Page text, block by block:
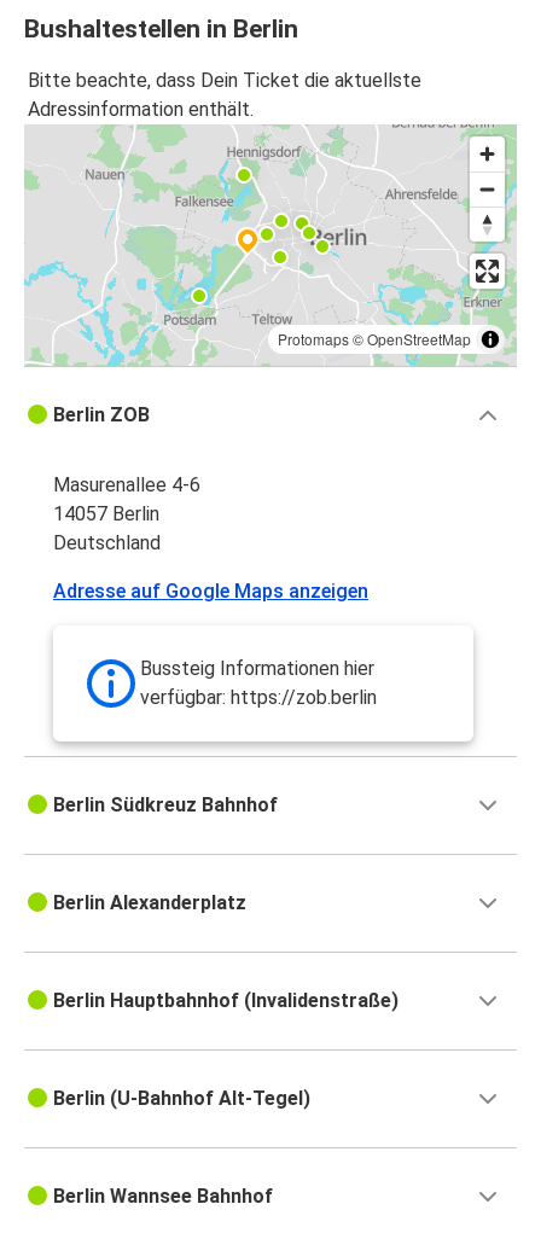
Bushaltestellen in Berlin
Bitte beachte, dass Dein Ticket die aktuellste
Adressinformation enthält.
Protomaps©OpenStreetMap
Berlin ZOB
Masurenallee 4-6
14057 Berlin
Deutschland
Adresse auf Google Maps anzeigen
Bussteig Informationen hier
verfügbar: https://zob.berlin
Berlin Südkreuz Bahnhof
Berlin Alexanderplatz
Berlin Hauptbahnhof (Invalidenstraße)
Berlin (U-Bahnhof Alt-Tegel)
Berlin Wannsee Bahnhof